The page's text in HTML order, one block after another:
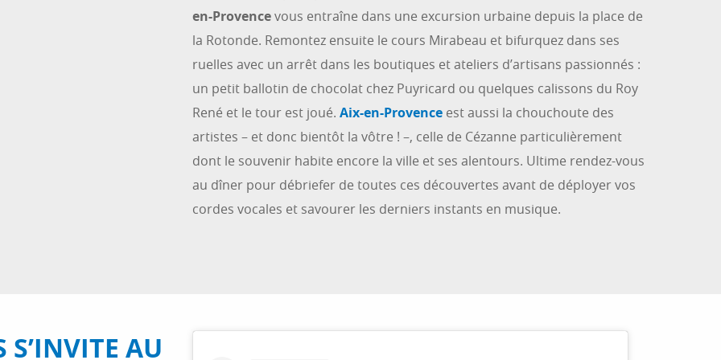
en-Provencevous entraîne dans une excursion urbaine depuis la place de
la Rotonde. Remontez ensuite le cours Mirabeau et bifurquez dans ses
ruelles avec un arrêt dans les boutiques et ateliers d’artisans passionnés :
un petit ballotin de chocolat chez Puyricard ou quelques calissons du Roy
René et le tour est joué. Aix-en-Provence est aussi la chouchoute des
artistes – et donc bientôt la vôtre ! –, celle de Cézanne particulièrement
dont le souvenir habite encore la ville et ses alentours. Ultime rendez-vous
au dîner pour débriefer de toutes ces découvertes avant de déployer vos
cordes vocales et savourer les derniers instants en musique.
S’INVITE AU